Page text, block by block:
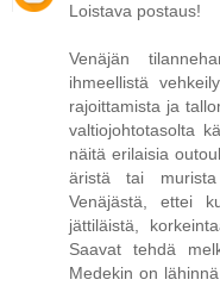
Loistava postaus!
Venäjän
ihmeellistä
rajoittamista ja
valtiojohtotasolta
näitä erilaisia
äristä tai
Venäjästä, ettei
jättiläistä,
Saavat tehdä
Medekin on